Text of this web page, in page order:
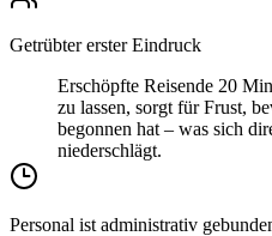
Getrübter erster Eindruck
Erschöpfte Reisende 20
zu lassen, sorgt für Frust,
begonnen hat – was sich
niederschlägt.
Personal ist administrativ